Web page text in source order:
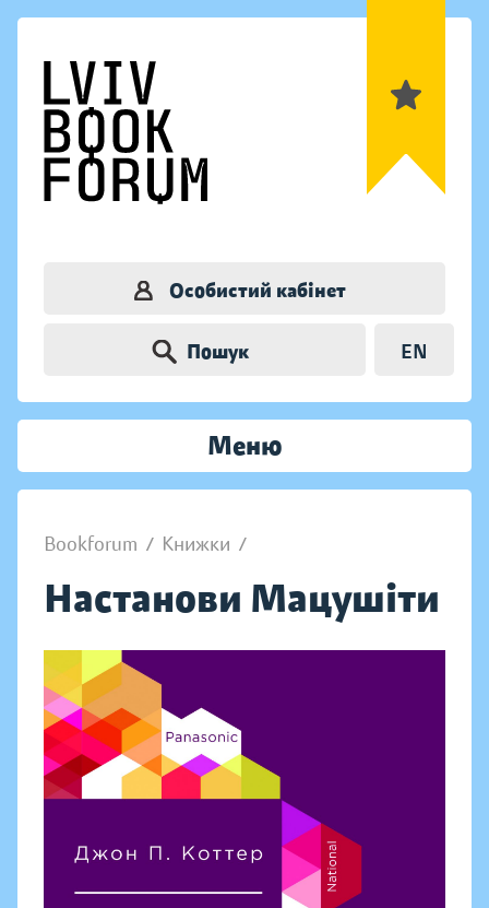
Особистий кабінет
Пошук EN
Меню
Bookforum / Книжки /
Настанови Мацушіти